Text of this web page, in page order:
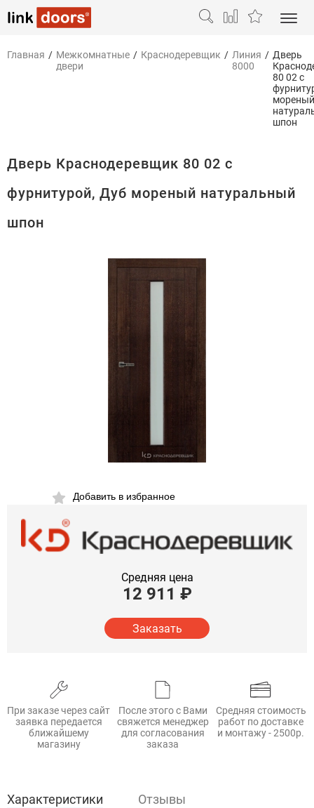
Главная / Межкомнатные
двери
/ Краснодеревщик / Линия
8000
/ Дверь
80 02 с
мореный
шпон
Дверь Краснодеревщик 80 02 с
фурнитурой, Дуб мореный натуральный
шпон
Добавить в избранное
Средняя цена
12 911 ₽
Заказать
При заказе через сайт
заявка передается
ближайшему
магазину
После этого с Вами
свяжется менеджер
для согласования
заказа
Средняя стоимость
работ по доставке
и монтажу - 2500р.
Характеристики Отзывы